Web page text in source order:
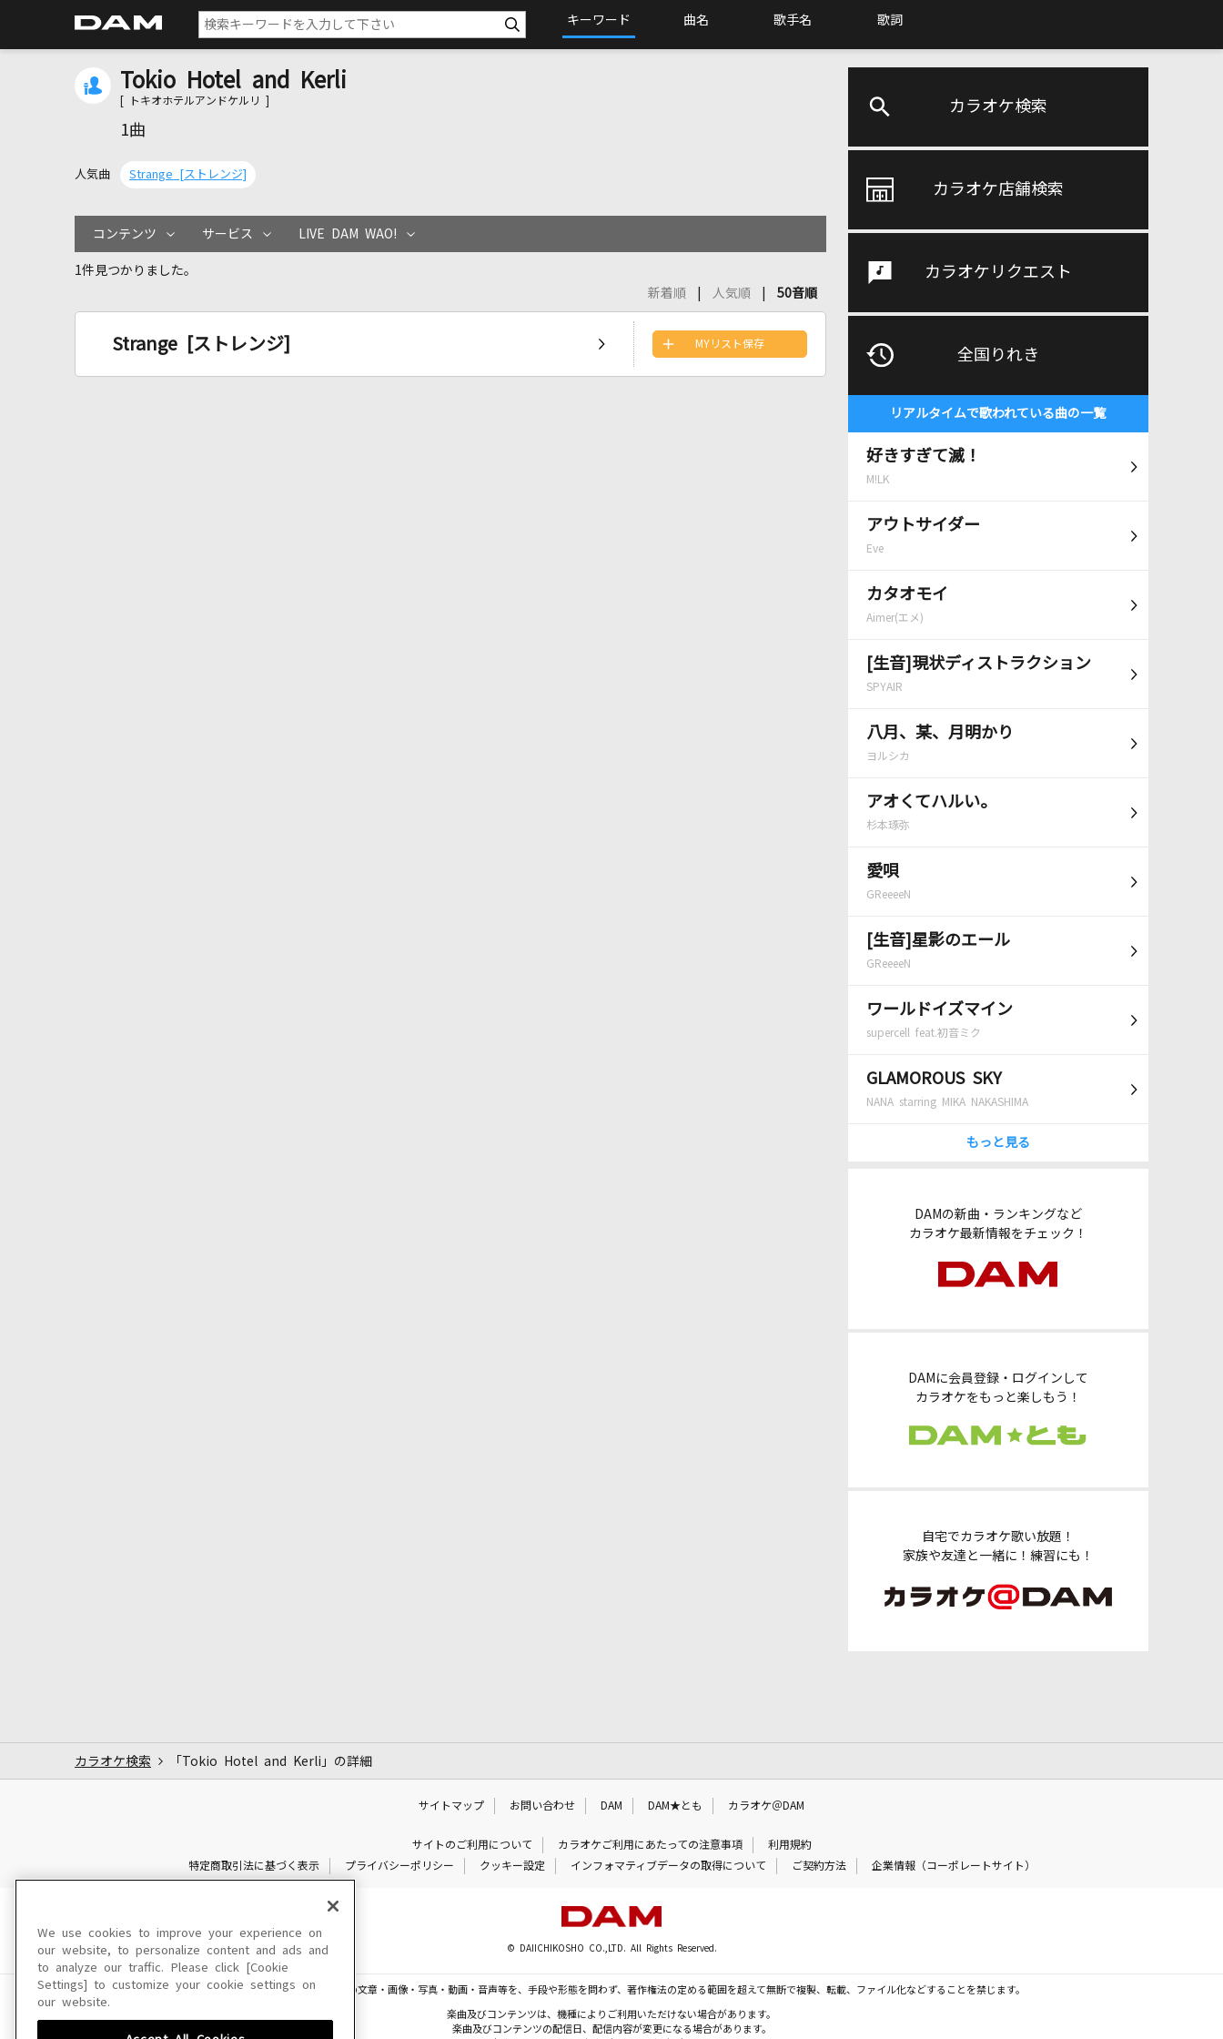
キーワード 曲名 歌手名 歌詞
カラオケ検索
カラオケ店舗検索
カラオケリクエスト
全国りれき
リアルタイムで歌われている曲の一覧
好きすぎて滅！
M!LK
アウトサイダー
Eve
カタオモイ
Aimer(エメ)
[生音]現状ディストラクション
SPYAIR
八月、某、月明かり
ヨルシカ
アオくてハルい。
杉本琢弥
愛唄
GReeeeN
[生音]星影のエール
GReeeeN
ワールドイズマイン
supercell feat.初音ミク
GLAMOROUS SKY
NANA starring MIKA NAKASHIMA
もっと見る
DAMの新曲・ランキングなど
カラオケ最新情報をチェック！
DAMに会員登録・ログインして
カラオケをもっと楽しもう！
自宅でカラオケ歌い放題！
家族や友達と一緒に！練習にも！
Tokio Hotel and Kerli
[ トキオホテルアンドケルリ ]
1曲
人気曲 Strange [ストレンジ]
コンテンツ サービス LIVE DAM WAO!
1件見つかりました。
新着順
人気順 50音順
Strange [ストレンジ] MYリスト保存
カラオケ検索 「Tokio Hotel and Kerli」の詳細
サイトマップ お問い合わせ DAM DAM★とも カラオケ＠DAM
サイトのご利用について カラオケご利用にあたっての注意事項
利用規約
特定商取引法に基づく表示
プライバシーポリシー クッキー設定 インフォマティブデータの取得について ご契約方法 企業情報（コーポレートサイト）
© DAIICHIKOSHO CO.,LTD. All Rights Reserved.
このサイトに掲載されている一切の文章・画像・写真・動画・音声等を、手段や形態を問わず、著作権法の定める範囲を超えて無断で複製、転載、ファイル化などすることを禁じます。
楽曲及びコンテンツは、機種によりご利用いただけない場合があります。
楽曲及びコンテンツの配信日、配信内容が変更になる場合があります。
We use cookies to improve your experience on
our website, to personalize content and ads and
to analyze our traffic. Please click [Cookie
Settings] to customize your cookie settings on
our website.